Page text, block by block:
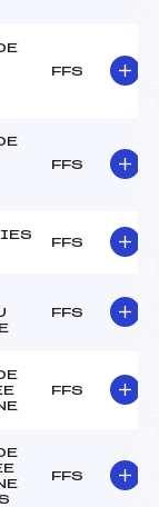
FFS
FFS
FFS
FFS
FFS
FFS